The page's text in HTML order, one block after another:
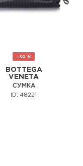
- 30 %
BOTTEGA
VENETA
СУМКА
ID: 48221